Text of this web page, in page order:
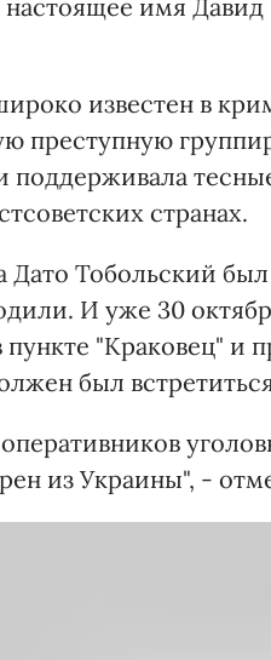
настоящее имя
известен в
преступную
поддерживала
странах.
Дато Тобольский
И уже 30
пункте "Краковец" и
был
из Украины", -